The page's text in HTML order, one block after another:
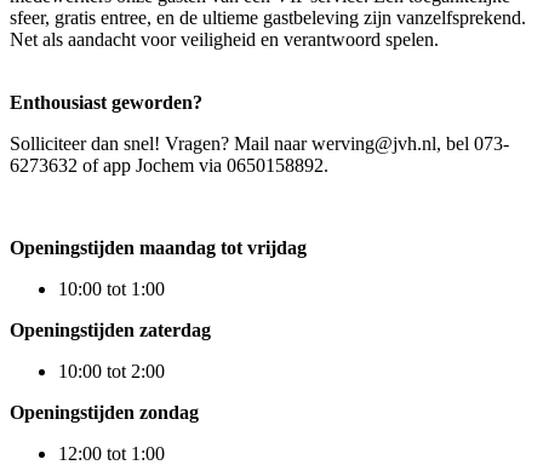
sfeer, gratis entree, en de ultieme gastbeleving zijn vanzelfsprekend.
Net als aandacht voor veiligheid en verantwoord spelen.
Enthousiast geworden?
Solliciteer dan snel! Vragen? Mail naar werving@jvh.nl, bel 073-
6273632 of app Jochem via 0650158892.
Openingstijden maandag tot vrijdag
10:00 tot 1:00
Openingstijden zaterdag
10:00 tot 2:00
Openingstijden zondag
12:00 tot 1:00